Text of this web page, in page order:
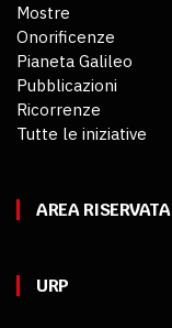
Mostre
Onorificenze
Pianeta Galileo
Pubblicazioni
Ricorrenze
Tutte le iniziative
AREA RISERVATA
URP